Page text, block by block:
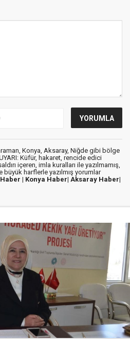
Konya, Aksaray, Niğde gibi bölge
Küfür, hakaret, rencide edici
içeren, imla kuralları ile yazılmamış,
büyük harflerle yazılmış yorumlar
| Konya Haber| Aksaray Haber|